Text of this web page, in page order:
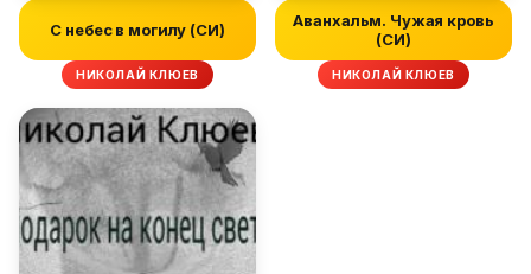
С небес в могилу (СИ)
НИКОЛАЙ КЛЮЕВ
Аванхальм. Чужая кровь
(СИ)
НИКОЛАЙ КЛЮЕВ